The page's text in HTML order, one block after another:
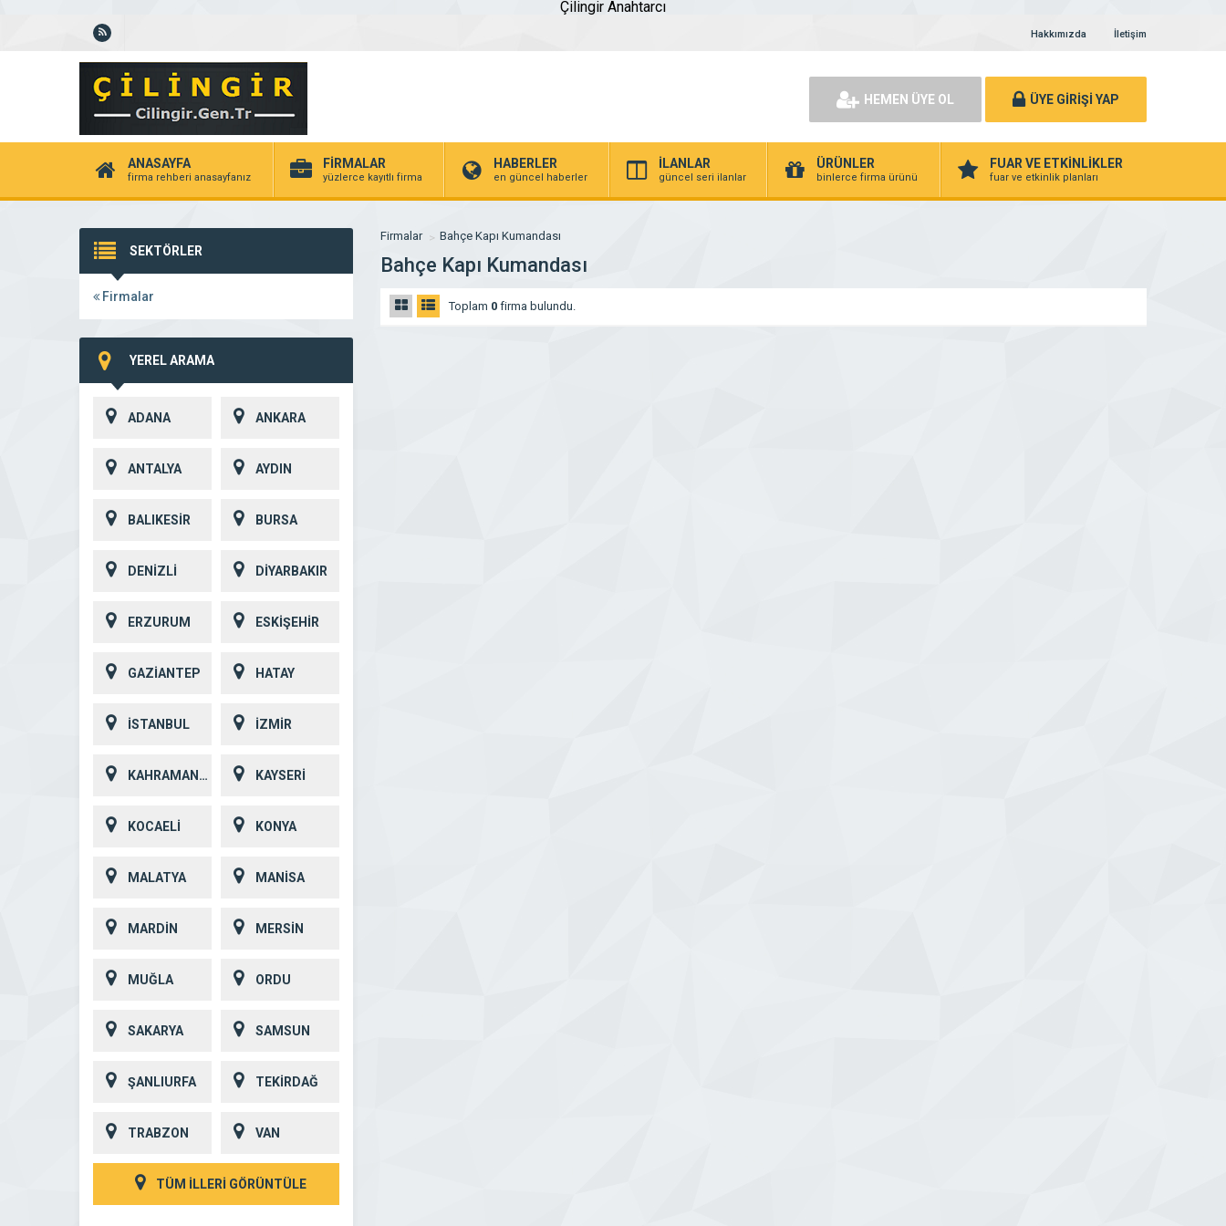
Çilingir Anahtarcı
Hakkımızda İletişim
HEMEN ÜYE OL ÜYE GİRİŞİ YAP
ANASAYFA
firma rehberi anasayfanız
FİRMALAR
yüzlerce kayıtlı firma
HABERLER
en güncel haberler
İLANLAR
güncel seri ilanlar
ÜRÜNLER
binlerce firma ürünü
FUAR VE ETKİNLİKLER
fuar ve etkinlik planları
SEKTÖRLER
Firmalar
YEREL ARAMA
ADANA ANKARA
ANTALYA AYDIN
BALIKESİR BURSA
DENİZLİ DİYARBAKIR
ERZURUM ESKİŞEHİR
GAZİANTEP HATAY
İSTANBUL İZMİR
KAHRAMANMARAŞ KAYSERİ
KOCAELİ KONYA
MALATYA MANİSA
MARDİN MERSİN
MUĞLA ORDU
SAKARYA SAMSUN
ŞANLIURFA TEKİRDAĞ
TRABZON VAN
TÜM İLLERİ GÖRÜNTÜLE
Firmalar Bahçe Kapı Kumandası
Bahçe Kapı Kumandası
Toplam 0 firma bulundu.